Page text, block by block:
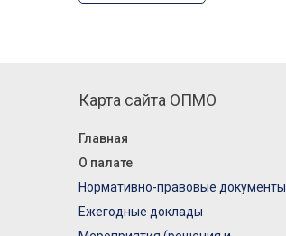
Карта сайта ОПМО
Главная
О палате
Нормативно-правовые документы
Ежегодные доклады